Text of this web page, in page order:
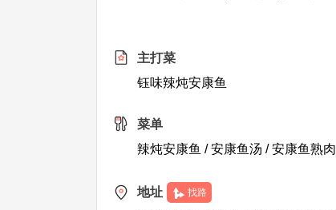
主打菜
钰味辣炖安康鱼
菜单
辣炖安康鱼 / 安康鱼汤 / 安康鱼熟肉
地址 找路